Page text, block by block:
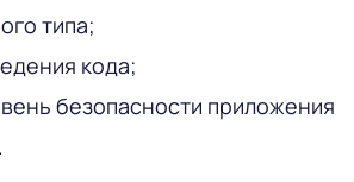
типа;
кода;
безопасности приложения